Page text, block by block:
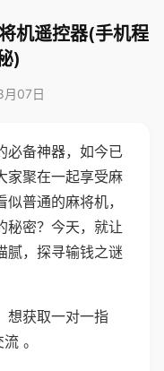
机遥控器(手机程
)
07日
必备神器，如今已
家聚在一起享受麻
普通的麻将机，
秘密？今天，就让
腻，探寻输钱之谜
想获取一对一指
。